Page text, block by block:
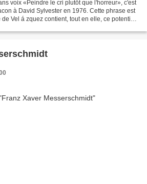
voix «Peindre le cri plutôt que l'horreur», c'est
à David Sylvester en 1976. Cette phrase est
Vel á zquez contient, tout en elle, ce potentiel